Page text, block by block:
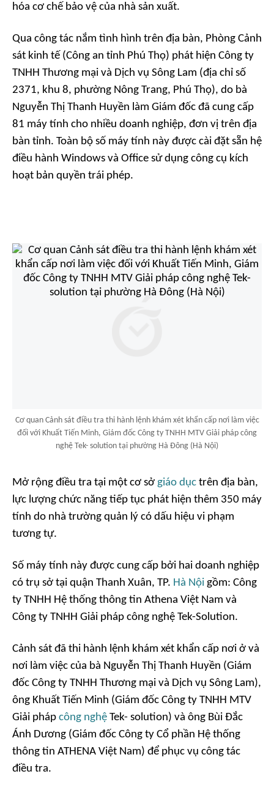
hóa cơ chế bảo vệ của nhà sản xuất.
Qua công tác nắm tình hình trên địa bàn, Phòng Cảnh
sát kinh tế (Công an tỉnh Phú Thọ) phát hiện Công ty
TNHH Thương mại và Dịch vụ Sông Lam (địa chỉ số
2371, khu 8, phường Nông Trang, Phú Thọ), do bà
Nguyễn Thị Thanh Huyền làm Giám đốc đã cung cấp
81 máy tính cho nhiều doanh nghiệp, đơn vị trên địa
bàn tỉnh. Toàn bộ số máy tính này được cài đặt sẵn hệ
điều hành Windows và Office sử dụng công cụ kích
hoạt bản quyền trái phép.
Cơ quan Cảnh sát điều tra thi hành lệnh khám xét khẩn cấp nơi làm việc
đối với Khuất Tiến Minh, Giám đốc Công ty TNHH MTV Giải pháp công
nghệ Tek- solution tại phường Hà Đông (Hà Nội)
Mở rộng điều tra tại một cơ sở giáo dục trên địa bàn,
lực lượng chức năng tiếp tục phát hiện thêm 350 máy
tính do nhà trường quản lý có dấu hiệu vi phạm
tương tự.
Số máy tính này được cung cấp bởi hai doanh nghiệp
có trụ sở tại quận Thanh Xuân, TP. Hà Nội gồm: Công
ty TNHH Hệ thống thông tin Athena Việt Nam và
Công ty TNHH Giải pháp công nghệ Tek-Solution.
Cảnh sát đã thi hành lệnh khám xét khẩn cấp nơi ở và
nơi làm việc của bà Nguyễn Thị Thanh Huyền (Giám
đốc Công ty TNHH Thương mại và Dịch vụ Sông Lam),
ông Khuất Tiến Minh (Giám đốc Công ty TNHH MTV
Giải pháp công nghệ Tek- solution) và ông Bùi Đắc
Ánh Dương (Giám đốc Công ty Cổ phần Hệ thống
thông tin ATHENA Việt Nam) để phục vụ công tác
điều tra.